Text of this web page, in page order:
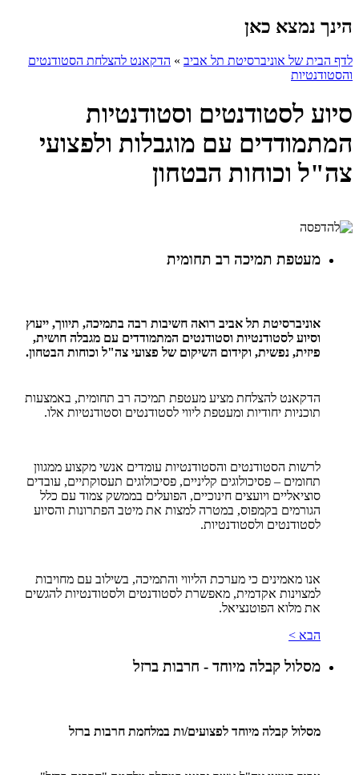
הינך נמצא כאן
לדף הבית של אוניברסיטת תל אביב » הדקאנט להצלחת הסטודנטים
והסטודנטיות
סיוע לסטודנטים וסטודנטיות
המתמודדים עם מוגבלות ולפצועי
צה"ל וכוחות הבטחון
מעטפת תמיכה רב תחומית
אוניברסיטת תל אביב רואה חשיבות רבה בתמיכה, תיווך, ייעוץ
וסיוע לסטודנטיות וסטודנטים המתמודדים עם מגבלה חושית,
פיזית, נפשית, וקידום השיקום של פצועי צה"ל וכוחות הבטחון.
הדקאנט להצלחת מציע מעטפת תמיכה רב תחומית, באמצעות
תוכניות יחודיות ומעטפת ליווי לסטודנטים וסטודנטיות אלו.
לרשות הסטודנטים והסטודנטיות עומדים אנשי מקצוע ממגוון
תחומים – פסיכולוגים קליניים, פסיכולוגים תעסוקתיים, עובדים
סוציאליים ויועצים חינוכיים, הפועלים בממשק צמוד עם כלל
הגורמים בקמפוס, במטרה למצות את מיטב הפתרונות והסיוע
לסטודנטים ולסטודנטיות.
אנו מאמינים כי מערכת הליווי והתמיכה, בשילוב עם מחויבות
למצוינות אקדמית, מאפשרת לסטודנטים ולסטודנטיות להגשים
את מלוא הפוטנציאל.
הבא >
מסלול קבלה מיוחד - חרבות ברזל
מסלול קבלה מיוחד לפצועים/ות במלחמת חרבות ברזל